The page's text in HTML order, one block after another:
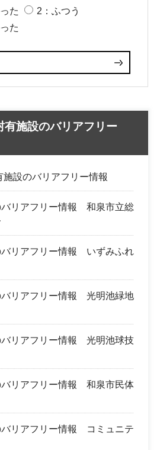
た
2：ふつう
た
有施設のバリアフリー
施設のバリアフリー情報
バリアフリー情報 和泉市立総
バリアフリー情報 いずみふれ
バリアフリー情報 光明池緑地
バリアフリー情報 光明池球技
バリアフリー情報 和泉市民体
バリアフリー情報 コミュニテ